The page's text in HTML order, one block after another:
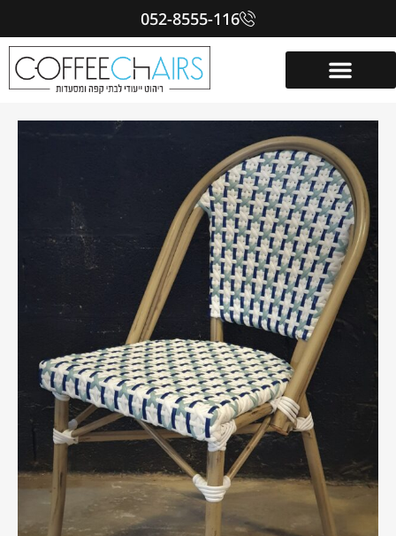
052-8555-116